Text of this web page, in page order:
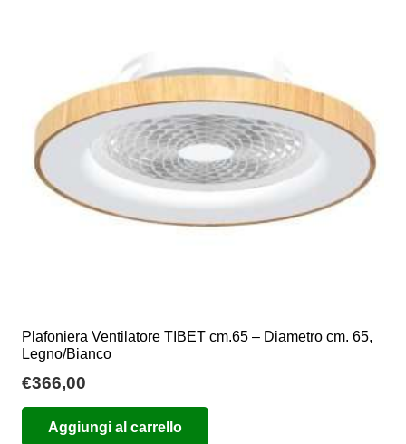
Plafoniera Ventilatore TIBET cm.65 – Diametro cm. 65,
Legno/Bianco
€366,00
Aggiungi al carrello